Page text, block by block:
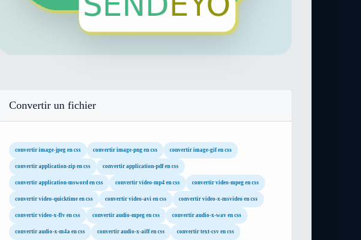
Convertir un fichier
convertir image-jpeg en css convertir image-png en css convertir image-gif en css
convertir application-zip en css convertir application-pdf en css
convertir application-msword en css convertir video-mp4 en css convertir video-mpeg en css
convertir video-quicktime en css convertir video-avi en css convertir video-x-msvideo en css
convertir video-x-flv en css convertir audio-mpeg en css convertir audio-x-wav en css
convertir audio-x-m4a en css convertir audio-x-aiff en css convertir text-csv en css